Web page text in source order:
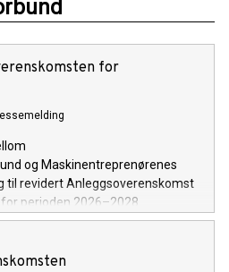
for
og Maskinentreprenørenes
til revidert Anleggsoverenskomst
perioden 2026–2028.